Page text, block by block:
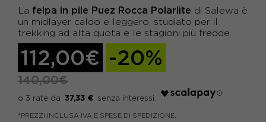
La felpa in pile Puez Rocca Polarlite di Salewa è
un midlayer caldo e leggero, studiato per il
trekking ad alta quota e le stagioni più fredde.
112,00€ -20%
140,00€
37,33 €
*PREZZI INCLUSA IVA E SPESE DI SPEDIZIONE.